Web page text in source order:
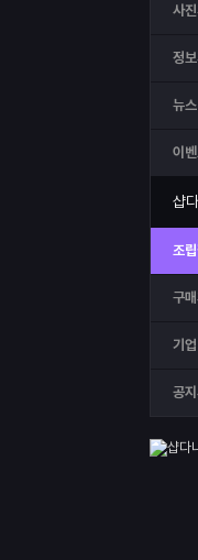
사
정
뉴스
이
샵
조
구매
기
공